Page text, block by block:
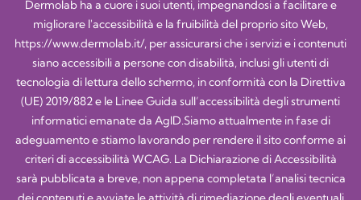
Dermolab ha a cuore i suoi utenti, impegnandosi a facilitare e
migliorare l'accessibilità e la fruibilità del proprio sito Web,
https://www.dermolab.it/, per assicurarsi che i servizi e i contenuti
siano accessibili a persone con disabilità, inclusi gli utenti di
tecnologia di lettura dello schermo, in conformità con la Direttiva
(UE) 2019/882 e le Linee Guida sull’accessibilità degli strumenti
informatici emanate da AgID.Siamo attualmente in fase di
adeguamento e stiamo lavorando per rendere il sito conforme ai
criteri di accessibilità WCAG. La Dichiarazione di Accessibilità
sarà pubblicata a breve, non appena completata l’analisi tecnica